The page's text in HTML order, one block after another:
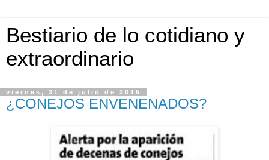
Bestiario de lo cotidiano y
extraordinario
viernes, 31 de julio de 2015
¿CONEJOS ENVENENADOS?